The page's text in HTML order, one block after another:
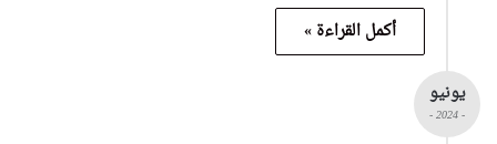
أكمل القراءة »
يونيو
- 2024 -